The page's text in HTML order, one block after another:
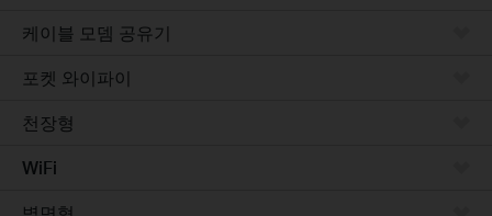
케이블 모뎀 공유기
포켓 와이파이
천장형
WiFi